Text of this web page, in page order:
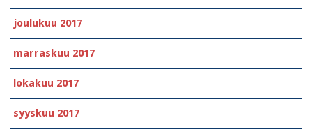
joulukuu 2017
marraskuu 2017
lokakuu 2017
syyskuu 2017